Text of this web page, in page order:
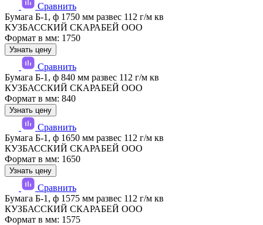
Сравнить
Бумага Б-1, ф 1750 мм развес 112 г/м кв
КУЗБАССКИЙ СКАРАБЕЙ ООО
Формат в мм: 1750
Узнать цену
Сравнить
Бумага Б-1, ф 840 мм развес 112 г/м кв
КУЗБАССКИЙ СКАРАБЕЙ ООО
Формат в мм: 840
Узнать цену
Сравнить
Бумага Б-1, ф 1650 мм развес 112 г/м кв
КУЗБАССКИЙ СКАРАБЕЙ ООО
Формат в мм: 1650
Узнать цену
Сравнить
Бумага Б-1, ф 1575 мм развес 112 г/м кв
КУЗБАССКИЙ СКАРАБЕЙ ООО
Формат в мм: 1575